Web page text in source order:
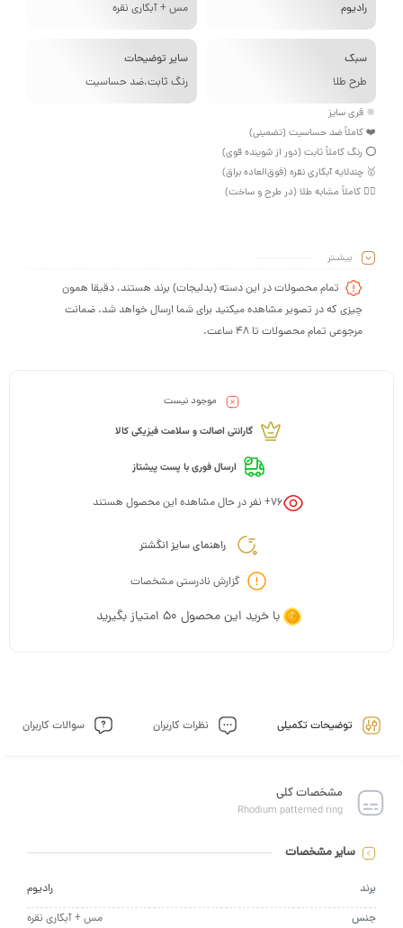
مس + آبکاری نقره
سایر توضیحات
رنگ ثابت،ضد حساسیت
سایز
ضد حساسیت (تضمینی)
کاملاً ثابت (دور از شوینده قوی)
آبکاری نقره (فوق‌العاده براق)
کاملاً مشابه طلا (در طرح و ساخت)
بیشـتر
تمام محصولات در این دسته (بدلیجات) برند هستند، دقیقا همون
چیزی که در تصویر مشاهده میکنید برای شما ارسال خواهد شد. ضمانت
مرجوعی تمام محصولات تا 48 ساعت.
موجود نیست
گارانتی اصالت و سلامت فیزیکی کالا
ارسال فوری با پست پیشتاز
+ نفر در حال مشاهده این محصول هستند
راهنمای سایز انگشتر
گزارش نادرستی مشخصات
با خرید این محصول50امتیاز بگیرید
توضیحات تکمیلی نظرات کاربران سوالات کاربران
مشخصات کلی
Rhodium patterned ring
سایر مشخصات
مس + آبکاری نقره